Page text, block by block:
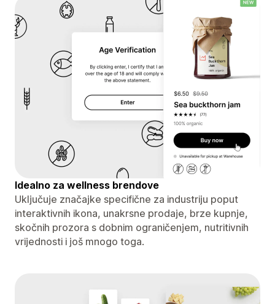
Idealno za wellness brendove
Uključuje značajke specifične za industriju poput
interaktivnih ikona, unakrsne prodaje, brze kupnje,
skočnih prozora s dobnim ograničenjem, nutritivnih
vrijednosti i još mnogo toga.